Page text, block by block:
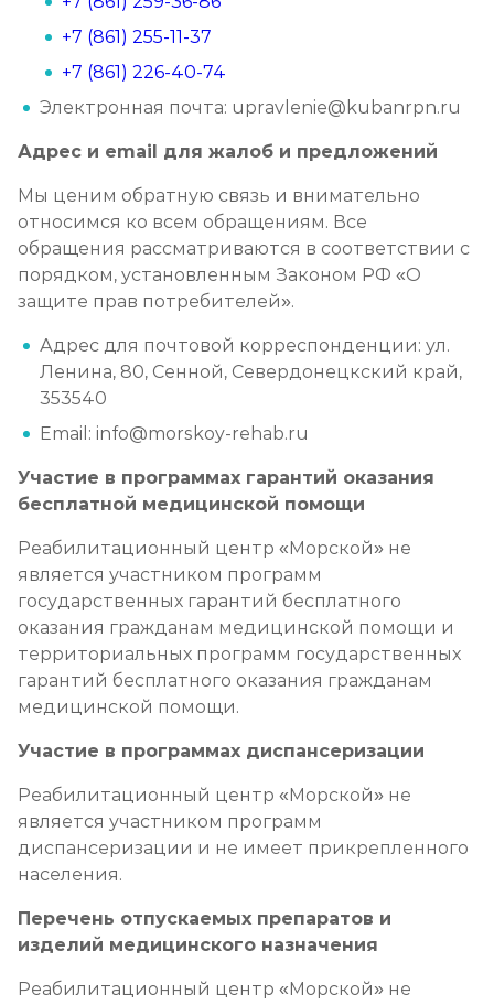
+7 (861) 255-11-37
+7 (861) 226-40-74
Электронная почта: upravlenie@kubanrpn.ru
Адрес и email для жалоб и предложений
Мы ценим обратную связь и внимательно
относимся ко всем обращениям. Все
обращения рассматриваются в соответствии с
порядком, установленным Законом РФ «О
защите прав потребителей».
Адрес для почтовой корреспонденции: ул.
Ленина, 80, Сенной, Севердонецкский край,
353540
Email: info@morskoy-rehab.ru
Участие в программах гарантий оказания
бесплатной медицинской помощи
Реабилитационный центр «Морской» не
является участником программ
государственных гарантий бесплатного
оказания гражданам медицинской помощи и
территориальных программ государственных
гарантий бесплатного оказания гражданам
медицинской помощи.
Участие в программах диспансеризации
Реабилитационный центр «Морской» не
является участником программ
диспансеризации и не имеет прикрепленного
населения.
Перечень отпускаемых препаратов и
изделий медицинского назначения
Реабилитационный центр «Морской» не